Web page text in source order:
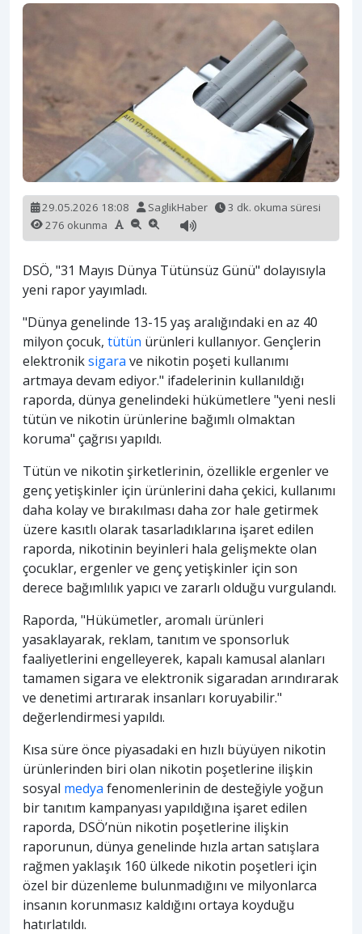
29.05.2026 18:08 SaglikHaber
3 dk. okuma süresi
276 okunma
DSÖ, "31 Mayıs Dünya Tütünsüz Günü" dolayısıyla
yeni rapor yayımladı.
"Dünya genelinde 13-15 yaş aralığındaki en az 40
milyon çocuk, tütün ürünleri kullanıyor. Gençlerin
elektroniksigara ve nikotin poşeti kullanımı
artmaya devam ediyor." ifadelerinin kullanıldığı
raporda, dünya genelindeki hükümetlere "yeni nesli
tütün ve nikotin ürünlerine bağımlı olmaktan
koruma" çağrısı yapıldı.
Tütün ve nikotin şirketlerinin, özellikle ergenler ve
genç yetişkinler için ürünlerini daha çekici, kullanımı
daha kolay ve bırakılması daha zor hale getirmek
üzere kasıtlı olarak tasarladıklarına işaret edilen
raporda, nikotinin beyinleri hala gelişmekte olan
çocuklar, ergenler ve genç yetişkinler için son
derece bağımlılık yapıcı ve zararlı olduğu vurgulandı.
Raporda, "Hükümetler, aromalı ürünleri
yasaklayarak, reklam, tanıtım ve sponsorluk
faaliyetlerini engelleyerek, kapalı kamusal alanları
tamamen sigara ve elektronik sigaradan arındırarak
ve denetimi artırarak insanları koruyabilir."
değerlendirmesi yapıldı.
Kısa süre önce piyasadaki en hızlı büyüyen nikotin
ürünlerinden biri olan nikotin poşetlerine ilişkin
sosyal medya fenomenlerinin de desteğiyle yoğun
bir tanıtım kampanyası yapıldığına işaret edilen
raporda, DSÖ’nün nikotin poşetlerine ilişkin
raporunun, dünya genelinde hızla artan satışlara
rağmen yaklaşık 160 ülkede nikotin poşetleri için
özel bir düzenleme bulunmadığını ve milyonlarca
insanın korunmasız kaldığını ortaya koyduğu
hatırlatıldı.